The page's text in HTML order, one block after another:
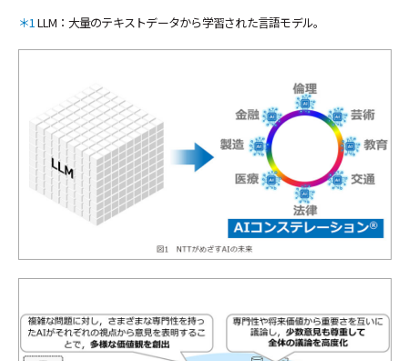
＊1LLM：大量のテキストデータから学習された言語モデル。